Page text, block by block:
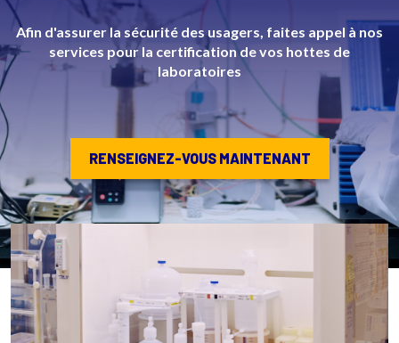
Afin d'assurer la sécurité des usagers, faites appel à nos
services pour la certification de vos hottes de
laboratoires
RENSEIGNEZ-VOUS MAINTENANT